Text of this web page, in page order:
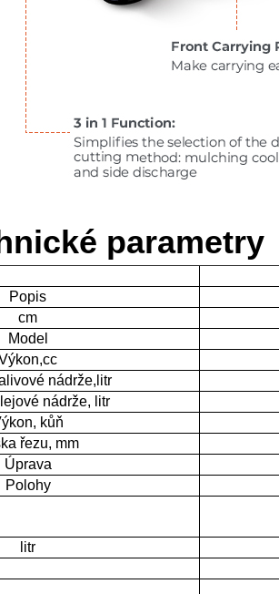
parametry
Popis
cm
Model
nádrže,litr
nádrže, litr
kůň
řezu, mm
Úprava
Polohy
litr